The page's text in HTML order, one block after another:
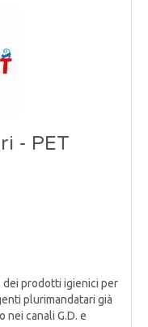
- PET
prodotti igienici per
plurimandatari già
canali G.D. e